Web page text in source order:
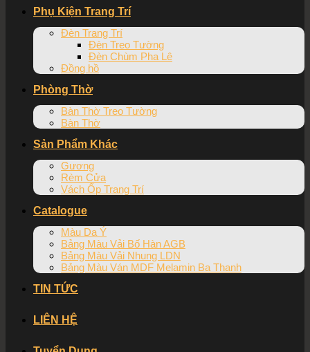
Phụ Kiện Trang Trí
Đèn Trang Trí
Đèn Treo Tường
Đèn Chùm Pha Lê
Đồng hồ
Phòng Thờ
Bàn Thờ Treo Tường
Bàn Thờ
Sản Phẩm Khác
Gương
Rèm Cửa
Vách Ốp Trang Trí
Catalogue
Màu Da Ý
Bảng Màu Vải Bố Hàn AGB
Bảng Màu Vải Nhung LDN
Bảng Màu Ván MDF Melamin Ba Thanh
TIN TỨC
LIÊN HỆ